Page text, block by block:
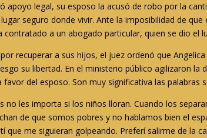
apoyo legal, su esposo la acusó de robo por la
seguro donde vivir. Ante la imposibilidad de
contratado a un abogado particular, quien se dio el
por recuperar a sus hijos, el juez ordenó que
su libertad. En el ministerio público agilizaron
favor del esposo. Son muy significativa las
no les importa si los niños lloran. Cuando los
de que somos pobres y no hablamos bien el
que me siguieran golpeando. Preferí salirme de la